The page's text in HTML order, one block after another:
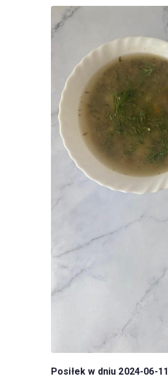
Posiłek w dniu 2024-06-11